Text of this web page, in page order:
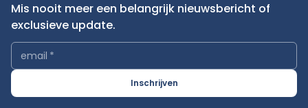
Mis nooit meer een belangrijk nieuwsbericht of
exclusieve update.
email *
Inschrijven